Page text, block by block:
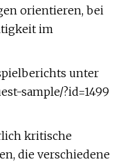
orientieren, bei
im
unter
sample/?id=1499
kritische
die verschiedene